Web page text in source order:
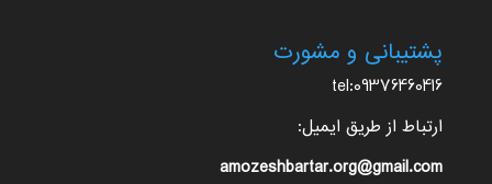
پشتیبانی و مشورت
tel:09376460416
ارتباط از طریق ایمیل:
amozeshbartar.org@gmail.com